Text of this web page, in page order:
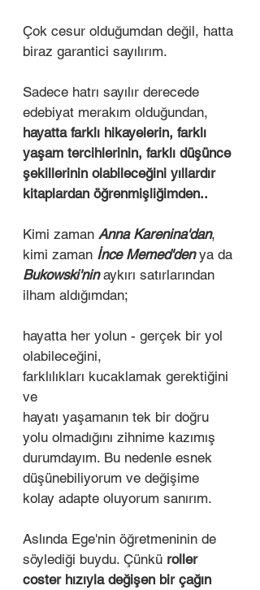
Çok cesur olduğumdan değil, hatta
biraz garantici sayılırım.
Sadece hatrı sayılır derecede
edebiyat merakım olduğundan,
hayatta farklı hikayelerin, farklı
yaşam tercihlerinin, farklı düşünce
şekillerinin olabileceğini yıllardır
kitaplardan öğrenmişliğimden..
Kimi zaman Anna Karenina'dan,
kimi zaman İnce Memed'den ya da
Bukowski'nin aykırı satırlarından
ilham aldığımdan;
hayatta her yolun - gerçek bir yol
olabileceğini,
farklılıkları kucaklamak gerektiğini
ve
hayatı yaşamanın tek bir doğru
yolu olmadığını zihnime kazımış
durumdayım. Bu nedenle esnek
düşünebiliyorum ve değişime
kolay adapte oluyorum sanırım.
Aslında Ege'nin öğretmeninin de
söylediği buydu. Çünkü roller
coster hızıyla değişen bir çağın